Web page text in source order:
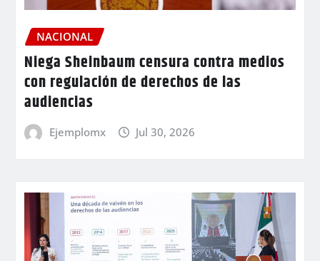
NACIONAL
Niega Sheinbaum censura contra medios
con regulación de derechos de las
audiencias
Ejemplomx Jul 30, 2026